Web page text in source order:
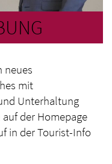
neues
mit
Unterhaltung
der Homepage
in der Tourist-Info